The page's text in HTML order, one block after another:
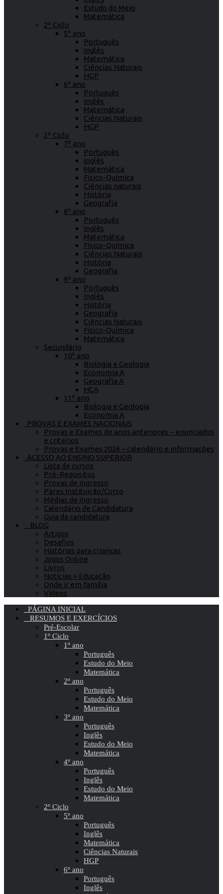
Estudo do Meio
Matemática
2º Ciclo
5º ano
Português
Inglês
Matemática
Ciências Naturais
HGP
6º ano
Português
Inglês
Matemática
Ciências Naturais
HGP
3º Ciclo
7º ano
Português
Inglês
Matemática
Físico-Química
Ciências naturais
História
Geografia
8º ano
Português
Inglês
Matemática
Físico-Química
Ciências Naturais
História
Geografia
9º ano
Português
Inglês
História
Geografia
Ciências Naturais
Físico-Química
Matemática
Secundário
10º ano
Biologia e Geologia
Economia A
Geografia A
HCA
11º ano
Biologia e Geologia
Economia A
PROVAS E EXAMES NACIONAIS
Provas e Exames de anos anteriores – enunciados
e critérios
Provas e Exames 2026 – calendário e informações
ACESSO AO ENSINO SUPERIOR
Lista de cursos
Pré-Requisitos
Provas de Ingresso
Pares Instituição/Curso
Médias de Ingresso
Calendário de Candidatura
Guia da candidatura
BLOG
Artigos
Desafios
Histórias para crianças
Jogos Online
Livros
Notícias » Educação
Onde ir em família
Vídeos
PÁGINA INICIAL
RESUMOS E EXERCÍCIOS
Pré-Escolar
1º Ciclo
1º ano
Português
Estudo do Meio
Matemática
2º ano
Português
Estudo do Meio
Matemática
3º ano
Português
Inglês
Estudo do Meio
Matemática
4º ano
Português
Inglês
Estudo do Meio
Matemática
2º Ciclo
5º ano
Português
Inglês
Matemática
Ciências Naturais
HGP
6º ano
Português
Inglês